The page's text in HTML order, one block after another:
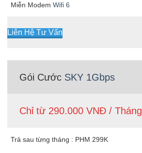
Miễn Modem Wifi 6
Liên Hệ Tư Vấn
Gói Cước SKY 1Gbps
Chỉ từ 290.000 VNĐ / Tháng
Trả sau từng tháng : PHM 299K